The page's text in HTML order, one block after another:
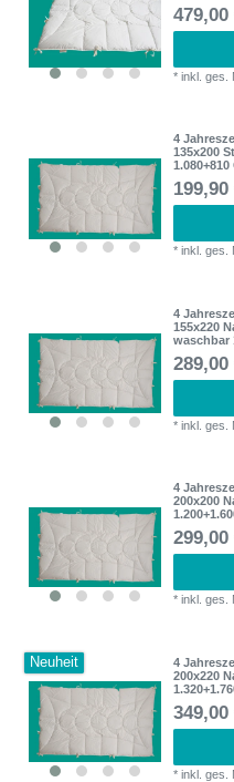
479,00
*inkl. ges.
4
135x200
1.080+810
199,90
*inkl. ges.
4
155x220
waschbar
289,00
*inkl. ges.
4
200x200
299,00
*inkl. ges.
Neuheit
4
200x220
349,00
*inkl. ges.